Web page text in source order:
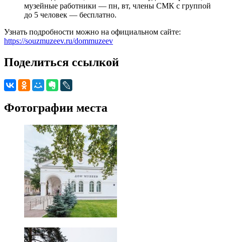
музейные работники — пн, вт, члены СМК с группой
до 5 человек — бесплатно.
Узнать подробности можно на официальном сайте:
https://souzmuzeev.ru/dommuzeev
Поделиться ссылкой
Фотографии места